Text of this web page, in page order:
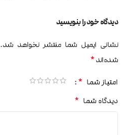
دیدگاه خود را بنویسید
نشانی ایمیل شما منتشر نخواهد شد.
شده‌اند*
امتیاز شما *
دیدگاه شما *